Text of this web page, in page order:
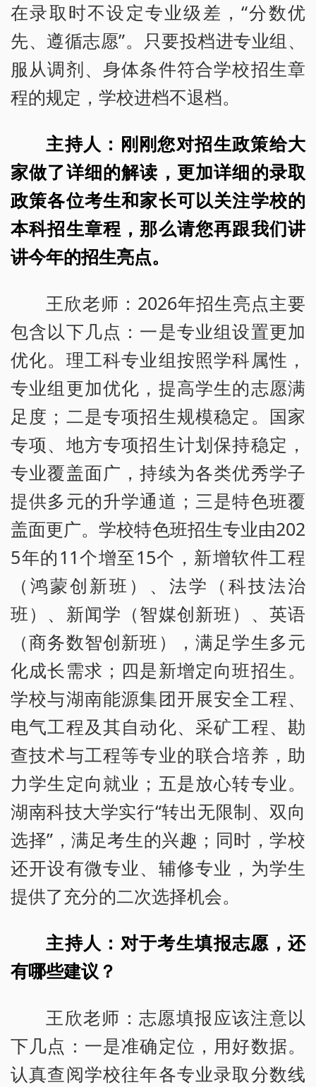
在录取时不设定专业级差，“分数优
先、遵循志愿”。只要投档进专业组、
服从调剂、身体条件符合学校招生章
程的规定，学校进档不退档。
主持人：刚刚您对招生政策给大
家做了详细的解读，更加详细的录取
政策各位考生和家长可以关注学校的
本科招生章程，那么请您再跟我们讲
讲今年的招生亮点。
王欣老师：2026年招生亮点主要
包含以下几点：一是专业组设置更加
优化。理工科专业组按照学科属性，
专业组更加优化，提高学生的志愿满
足度；二是专项招生规模稳定。国家
专项、地方专项招生计划保持稳定，
专业覆盖面广，持续为各类优秀学子
提供多元的升学通道；三是特色班覆
盖面更广。学校特色班招生专业由202
5年的11个增至15个，新增软件工程
（鸿蒙创新班）、法学（科技法治
班）、新闻学（智媒创新班）、英语
（商务数智创新班），满足学生多元
化成长需求；四是新增定向班招生。
学校与湖南能源集团开展安全工程、
电气工程及其自动化、采矿工程、勘
查技术与工程等专业的联合培养，助
力学生定向就业；五是放心转专业。
湖南科技大学实行“转出无限制、双向
选择”，满足考生的兴趣；同时，学校
还开设有微专业、辅修专业，为学生
提供了充分的二次选择机会。
主持人：对于考生填报志愿，还
有哪些建议？
王欣老师：志愿填报应该注意以
下几点：一是准确定位，用好数据。
认真查阅学校往年各专业录取分数线